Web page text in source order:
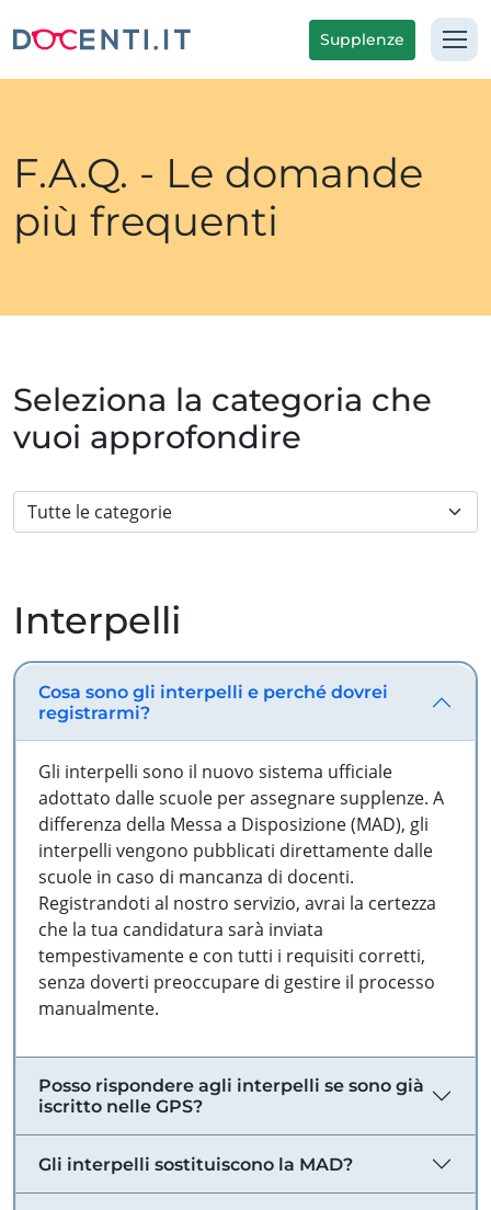
Supplenze
F.A.Q. - Le domande
più frequenti
Seleziona la categoria che
vuoi approfondire
Interpelli
Cosa sono gli interpelli e perché dovrei
registrarmi?
Gli interpelli sono il nuovo sistema ufficiale
adottato dalle scuole per assegnare supplenze. A
differenza della Messa a Disposizione (MAD), gli
interpelli vengono pubblicati direttamente dalle
scuole in caso di mancanza di docenti.
Registrandoti al nostro servizio, avrai la certezza
che la tua candidatura sarà inviata
tempestivamente e con tutti i requisiti corretti,
senza doverti preoccupare di gestire il processo
manualmente.
Posso rispondere agli interpelli se sono già
iscritto nelle GPS?
Gli interpelli sostituiscono la MAD?